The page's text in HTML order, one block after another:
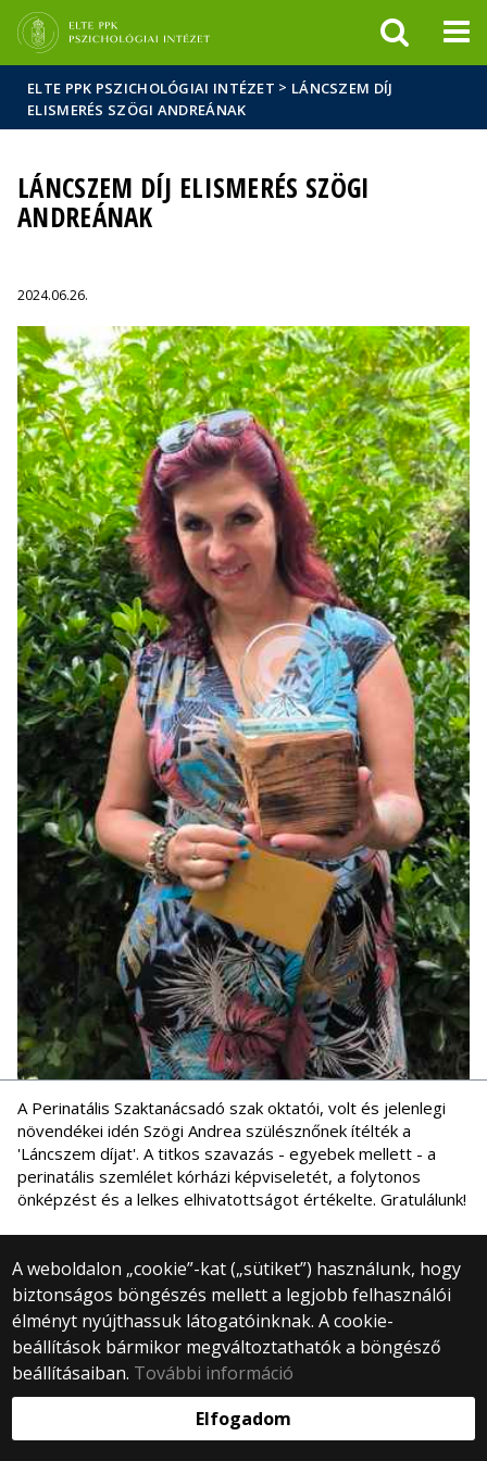
sajtóban
ELTE PPK PSZICHOLÓGIAI INTÉZET > LÁNCSZEM DÍJ
ELISMERÉS SZÖGI ANDREÁNAK
LÁNCSZEM DÍJ ELISMERÉS SZÖGI
ANDREÁNAK
2024.06.26.
A Perinatális Szaktanácsadó szak oktatói, volt és jelenlegi
növendékei idén Szögi Andrea szülésznőnek ítélték a
'Láncszem díjat'. A titkos szavazás - egyebek mellett - a
perinatális szemlélet kórházi képviseletét, a folytonos
önképzést és a lelkes elhivatottságot értékelte. Gratulálunk!
A weboldalon „cookie”-kat („sütiket”) használunk, hogy
biztonságos böngészés mellett a legjobb felhasználói
élményt nyújthassuk látogatóinknak. A cookie-
beállítások bármikor megváltoztathatók a böngésző
beállításaiban. További információ
Elfogadom
© 2025 Eötvös Loránd Tudományegyetem
Minden jog fenntartva.
1053 Budapest, Egyetem tér 1–3.
Központi telefonszám: +36 1 411 6500
Webfejlesztés: